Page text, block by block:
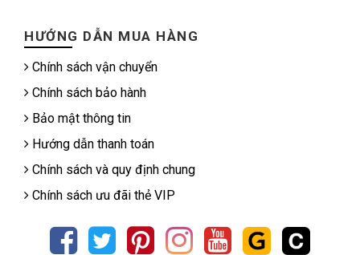
HƯỚNG DẪN MUA HÀNG
Chính sách vận chuyển
Chính sách bảo hành
Bảo mật thông tin
Hướng dẫn thanh toán
Chính sách và quy định chung
Chính sách ưu đãi thẻ VIP